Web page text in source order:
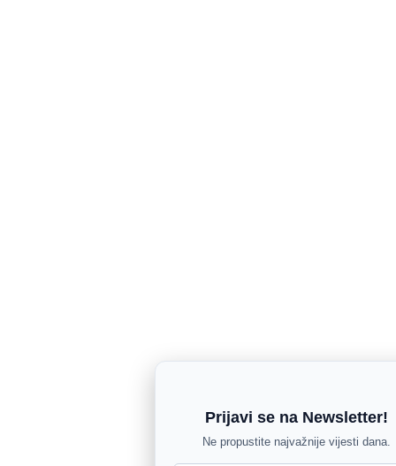
Prijavi se na Newsletter!
Ne propustite najvažnije vijesti dana.